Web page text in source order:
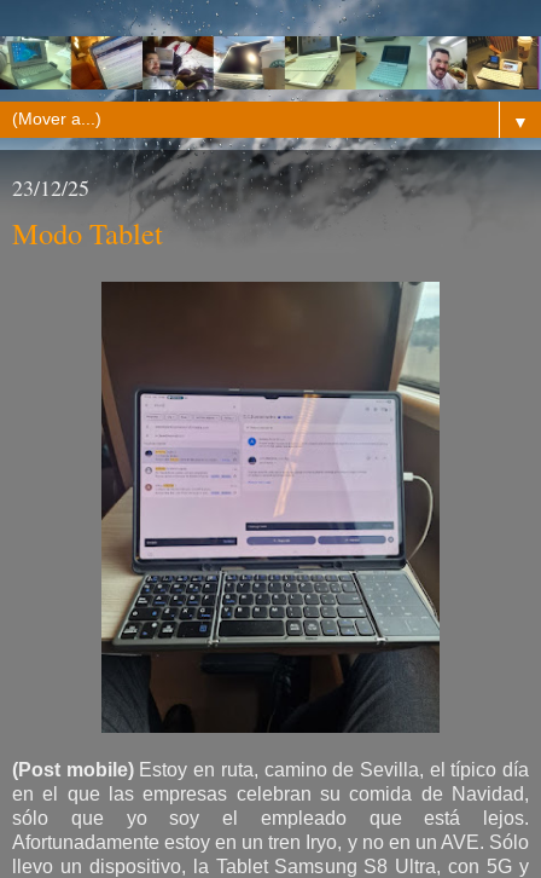
▼
23/12/25
Modo Tablet
(Post mobile)Estoy en ruta, camino de Sevilla, el típico día
en el que las empresas celebran su comida de Navidad,
sólo que yo soy el empleado que está lejos.
Afortunadamente estoy en un tren Iryo, y no en un AVE. Sólo
llevo un dispositivo, la Tablet Samsung S8 Ultra, con 5G y